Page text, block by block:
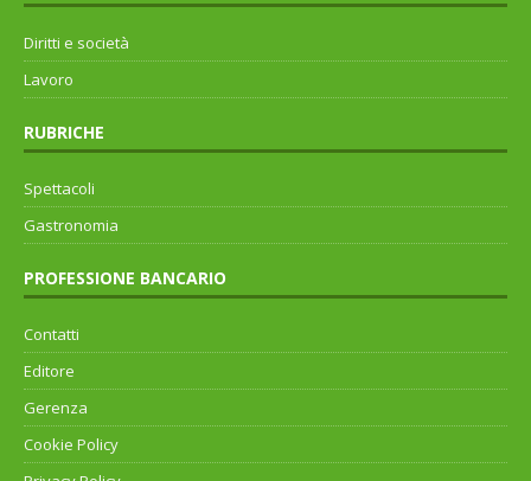
Diritti e società
Lavoro
RUBRICHE
Spettacoli
Gastronomia
PROFESSIONE BANCARIO
Contatti
Editore
Gerenza
Cookie Policy